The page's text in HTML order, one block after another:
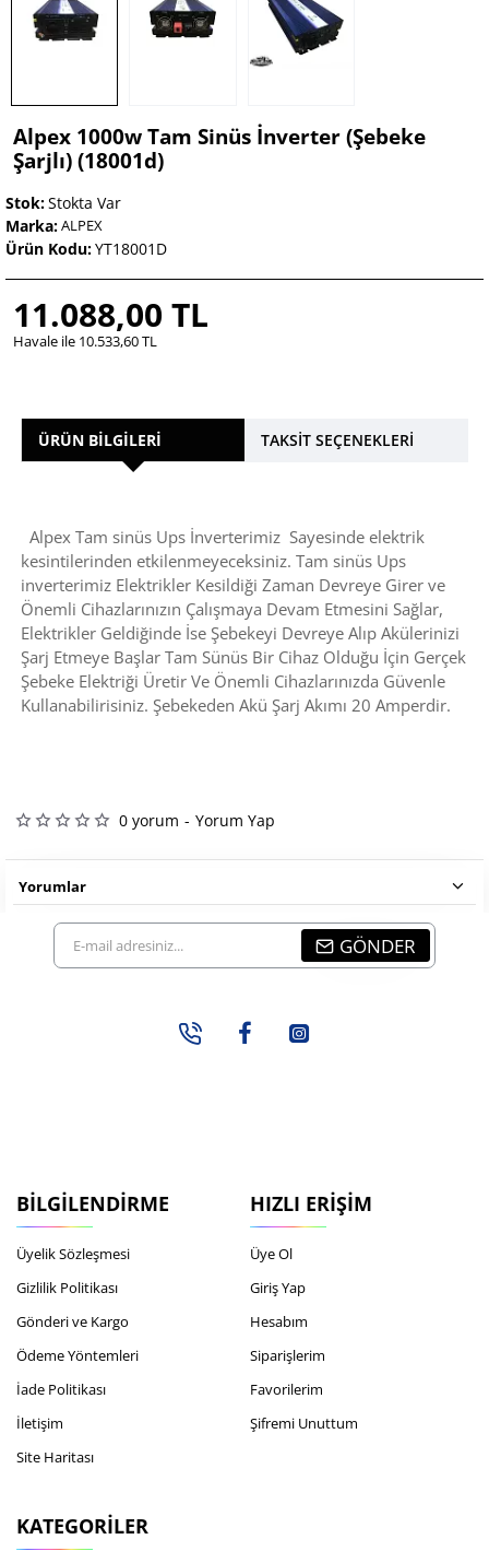
Alpex 1000w Tam Sinüs İnverter (şebeke
Şarjlı) (18001d)
Stok:Stokta Var
Marka:ALPEX
Ürün Kodu:YT18001D
0 yorum - Yorum Yap
11.088,00 TL
Havale ile 10.533,60 TL
ÜRÜN BILGILERI TAKSIT SEÇENEKLERI
Alpex Tam sinüs Ups İnverterimiz Sayesinde elektrik
kesintilerinden etkilenmeyeceksiniz. Tam sinüs Ups
inverterimiz Elektrikler Kesildiği Zaman Devreye Girer ve
Önemli Cihazlarınızın Çalışmaya Devam Etmesini Sağlar,
Elektrikler Geldiğinde İse Şebekeyi Devreye Alıp Akülerinizi
Şarj Etmeye Başlar Tam Sünüs Bir Cihaz Olduğu İçin Gerçek
Şebeke Elektriği Üretir Ve Önemli Cihazlarınızda Güvenle
Kullanabilirisiniz. Şebekeden Akü Şarj Akımı 20 Amperdir.
Yorumlar
E-
mail
GÖNDER
BILGILENDIRME
Üyelik Sözleşmesi
Gizlilik Politikası
Gönderi ve Kargo
Ödeme Yöntemleri
İade Politikası
İletişim
Site Haritası
HIZLI ERIŞIM
Üye Ol
Giriş Yap
Hesabım
Siparişlerim
Favorilerim
Şifremi Unuttum
KATEGORILER